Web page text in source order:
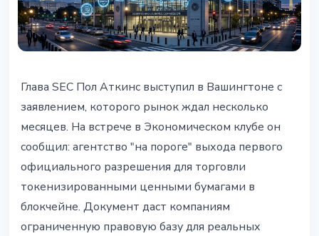
SEC на пороге первого
разрешения для торговли
токенизированными активами в
блокчейне
22 апреля 2026 г.2 мин чтения
Наталия Дорофеева
Глава SEC Пол Аткинс выступил в Вашингтоне с
заявлением, которого рынок ждал несколько
месяцев. На встрече в Экономическом клубе он
сообщил: агентство "на пороге" выхода первого
официального разрешения для торговли
токенизированными ценными бумагами в
блокчейне. Документ даст компаниям
ограниченную правовую базу для реальных